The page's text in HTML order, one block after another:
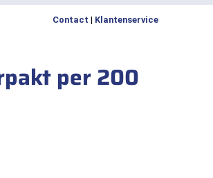
Contact | Klantenservice
per 200
topix-plus verpakt per 200 aantal